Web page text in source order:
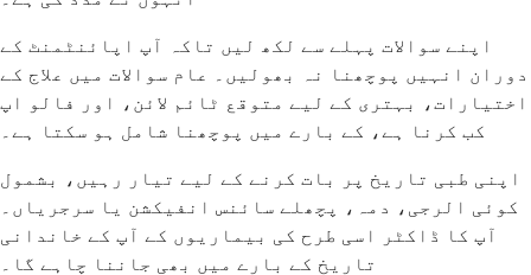
اپنے سوالات پہلے سے لکھ لیں تاکہ آپ اپائنٹمنٹ کے
دوران انہیں پوچھنا نہ بھولیں۔ عام سوالات میں علاج کے
اختیارات، بہتری کے لیے متوقع ٹائم لائن، اور فالو اپ
کب کرنا ہے، کے بارے میں پوچھنا شامل ہو سکتا ہے۔
اپنی طبی تاریخ پر بات کرنے کے لیے تیار رہیں، بشمول
کوئی الرجی، دمہ، پچھلے سائنس انفیکشن یا سرجریاں۔
آپ کا ڈاکٹر اسی طرح کی بیماریوں کے آپ کے خاندانی
تاریخ کے بارے میں بھی جاننا چاہے گا۔